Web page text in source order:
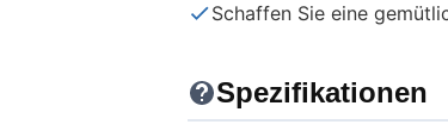
Schaffen Sie eine
Spezifikationen